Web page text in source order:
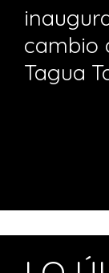
cambio
Tagua